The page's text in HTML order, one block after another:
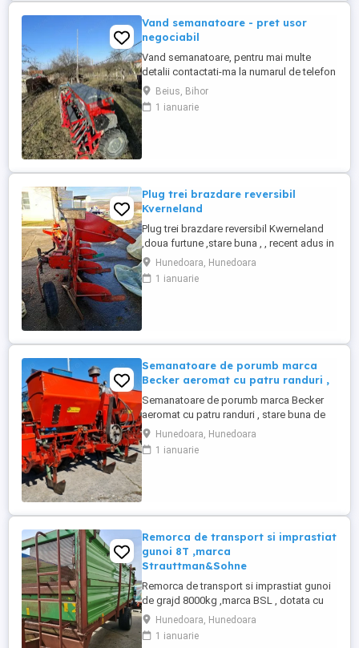
Vand semanatoare - pret usor
negociabil
Vand semanatoare, pentru mai multe
detalii contactati-ma la numarul de telefon
0733666840. Pretul este usor negociabil.
Beius, Bihor
1 ianuarie
Plug trei brazdare reversibil
Kverneland
Plug trei brazdare reversibil Kwerneland
,doua furtune ,stare buna , , recent adus in
tara .Hunedoara, Hunedoara
1 ianuarie
Semanatoare de porumb marca
Becker aeromat cu patru randuri ,
Semanatoare de porumb marca Becker
aeromat cu patru randuri , stare buna de
functionare , toate patinele noi ,cauciucuri
noi , , vezi poza , recent adusa !
Hunedoara, Hunedoara
1 ianuarie
Remorca de transport si imprastiat
gunoi 8T ,marca
Strauttman&Sohne
Remorca de transport si imprastiat gunoi
de grajd 8000kg ,marca BSL , dotata cu
instalatie electrica , cauciucuri noi obloane
din metal , picior de sustinere cu
deschidere hidraulica , sistemul de
Hunedoara, Hunedoara
1 ianuarie